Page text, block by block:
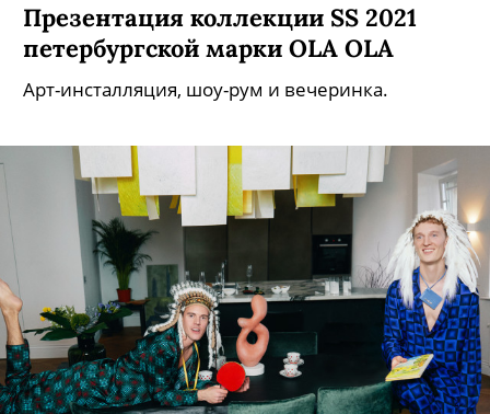
Презентация коллекции SS 2021
петербургской марки OLA OLA
Арт-инсталляция, шоу-рум и вечеринка.